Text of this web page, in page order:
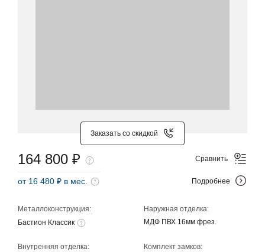
Заказать со скидкой
Металлоконструкция:
Бастион Классик
Наружная отделка:
МДФ ПВХ 16мм фрез.
Внутренняя отделка:
Комплект замков:
164 800 ₽
от 16 480 ₽ в мес.
Сравнить
Подробнее